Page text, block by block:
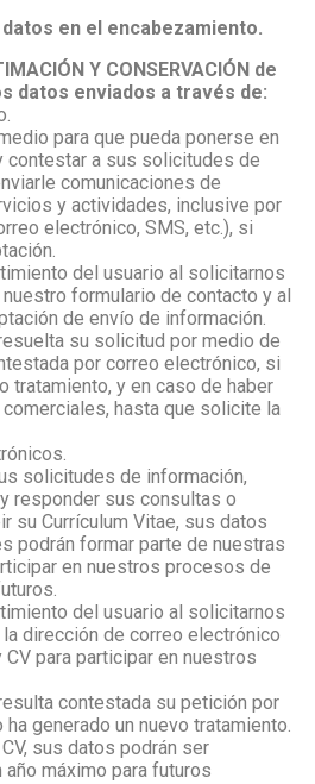
datos en el encabezamiento.
Y CONSERVACIÓN de
datos enviados a través de:
para que pueda ponerse en
contestar a sus solicitudes de
comunicaciones de
y actividades, inclusive por
electrónico, SMS, etc.), si
del usuario al solicitarnos
formulario de contacto y al
de envío de información.
su solicitud por medio de
por correo electrónico, si
tratamiento, y en caso de haber
hasta que solicite la
solicitudes de información,
responder sus consultas o
su Currículum Vitae, sus datos
podrán formar parte de nuestras
en nuestros procesos de
del usuario al solicitarnos
dirección de correo electrónico
para participar en nuestros
contestada su petición por
generado un nuevo tratamiento.
sus datos podrán ser
máximo para futuros